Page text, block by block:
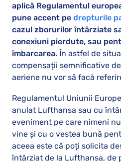
aplică Regulamentul
pune accent pe drepturile
cazul zborurilor întârziate
conexiuni pierdute, sau
îmbarcarea. În astfel de
compensații semnificative
aeriene nu vor să facă
Regulamentul Uniunii
anulat Lufthansa sau cu
eveniment pe care nimeni
vine și cu o vestea bună
aceea este că poți solicita
întârziat de la Lufthansa, de